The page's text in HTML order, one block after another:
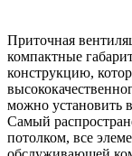
Приточная
компактные
конструкцию,
можно установить
Самый
потолком, все